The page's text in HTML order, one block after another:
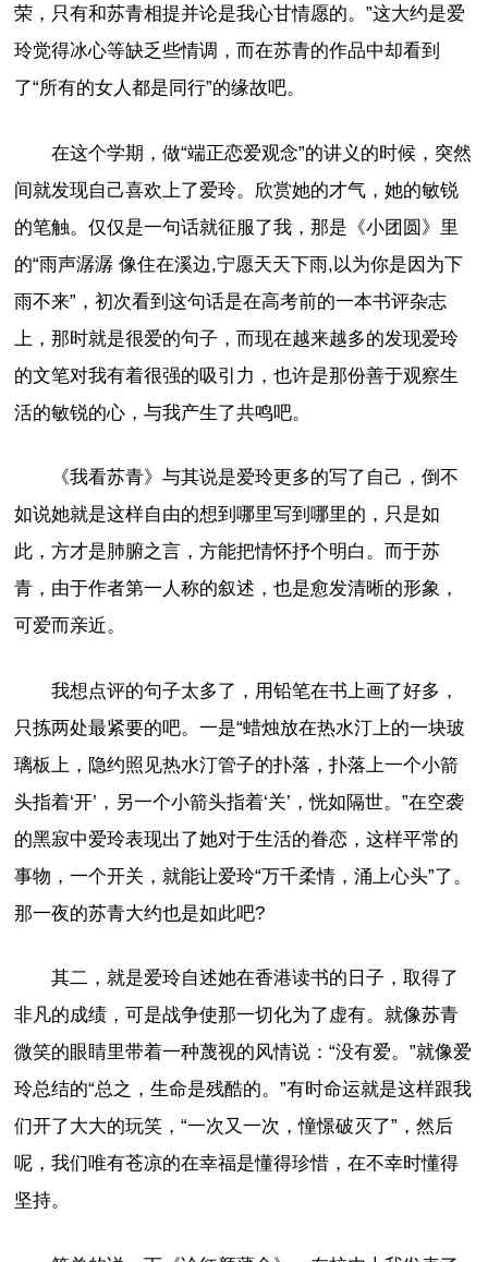
荣，只有和苏青相提并论是我心甘情愿的。”这大约是爱
玲觉得冰心等缺乏些情调，而在苏青的作品中却看到
了“所有的女人都是同行”的缘故吧。
在这个学期，做“端正恋爱观念”的讲义的时候，突然
间就发现自己喜欢上了爱玲。欣赏她的才气，她的敏锐
的笔触。仅仅是一句话就征服了我，那是《小团圆》里
的“雨声潺潺 像住在溪边,宁愿天天下雨,以为你是因为下
雨不来”，初次看到这句话是在高考前的一本书评杂志
上，那时就是很爱的句子，而现在越来越多的发现爱玲
的文笔对我有着很强的吸引力，也许是那份善于观察生
活的敏锐的心，与我产生了共鸣吧。
《我看苏青》与其说是爱玲更多的写了自己，倒不
如说她就是这样自由的想到哪里写到哪里的，只是如
此，方才是肺腑之言，方能把情怀抒个明白。而于苏
青，由于作者第一人称的叙述，也是愈发清晰的形象，
可爱而亲近。
我想点评的句子太多了，用铅笔在书上画了好多，
只拣两处最紧要的吧。一是“蜡烛放在热水汀上的一块玻
璃板上，隐约照见热水汀管子的扑落，扑落上一个小箭
头指着‘开’，另一个小箭头指着‘关’，恍如隔世。”在空袭
的黑寂中爱玲表现出了她对于生活的眷恋，这样平常的
事物，一个开关，就能让爱玲“万千柔情，涌上心头”了。
那一夜的苏青大约也是如此吧?
其二，就是爱玲自述她在香港读书的日子，取得了
非凡的成绩，可是战争使那一切化为了虚有。就像苏青
微笑的眼睛里带着一种蔑视的风情说：“没有爱。”就像爱
玲总结的“总之，生命是残酷的。”有时命运就是这样跟我
们开了大大的玩笑，“一次又一次，憧憬破灭了”，然后
呢，我们唯有苍凉的在幸福是懂得珍惜，在不幸时懂得
坚持。